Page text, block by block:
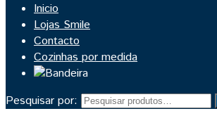
Inicio
Lojas Smile
Contacto
Cozinhas por medida
Pesquisar por: